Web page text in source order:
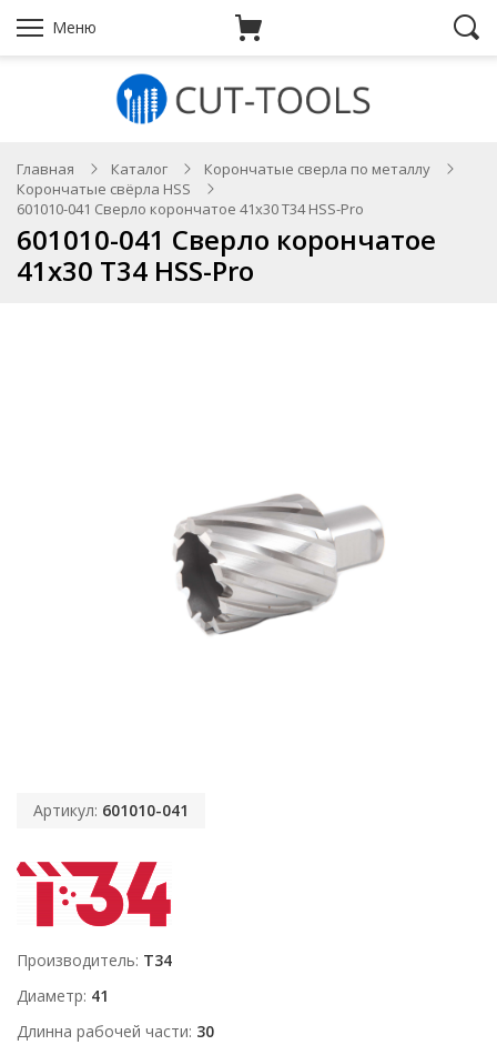
Меню
Главная Каталог
Корончатые сверла по металлу
Корончатые свёрла HSS
601010-041 Сверло корончатое 41х30 T34 HSS-Pro
601010-041 Сверло корончатое
41х30 T34 HSS-Pro
Артикул: 601010-041
Производитель T34
Диаметр 41
Длинна рабочей части 30